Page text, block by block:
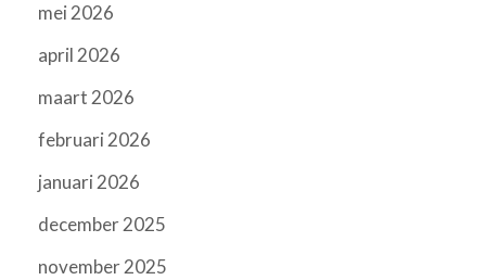
mei 2026
april 2026
maart 2026
februari 2026
januari 2026
december 2025
november 2025